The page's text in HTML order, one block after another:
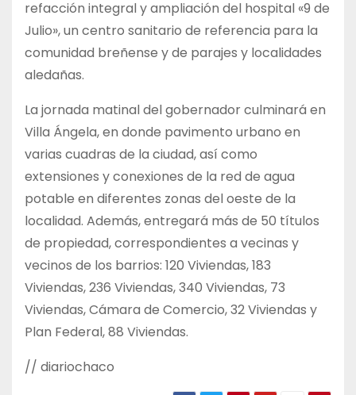
refacción integral y ampliación del hospital «9 de
Julio», un centro sanitario de referencia para la
comunidad breñense y de parajes y localidades
aledañas.
La jornada matinal del gobernador culminará en
Villa Ángela, en donde pavimento urbano en
varias cuadras de la ciudad, así como
extensiones y conexiones de la red de agua
potable en diferentes zonas del oeste de la
localidad. Además, entregará más de 50 títulos
de propiedad, correspondientes a vecinas y
vecinos de los barrios: 120 Viviendas, 183
Viviendas, 236 Viviendas, 340 Viviendas, 73
Viviendas, Cámara de Comercio, 32 Viviendas y
Plan Federal, 88 Viviendas.
// diariochaco